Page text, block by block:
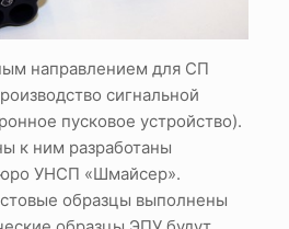
направлением для СП
сигнальной
пусковое устройство).
к ним разработаны
УНСП «Шмайсер».
образцы выполнены